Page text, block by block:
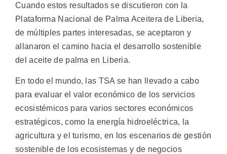
Cuando estos resultados se discutieron con la
Plataforma Nacional de Palma Aceitera de Liberia,
de múltiples partes interesadas, se aceptaron y
allanaron el camino hacia el desarrollo sostenible
del aceite de palma en Liberia.
En todo el mundo, las TSA se han llevado a cabo
para evaluar el valor económico de los servicios
ecosistémicos para varios sectores económicos
estratégicos, como la energía hidroeléctrica, la
agricultura y el turismo, en los escenarios de gestión
sostenible de los ecosistemas y de negocios